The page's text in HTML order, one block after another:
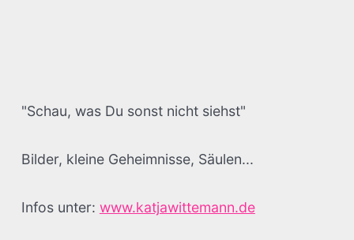
"Schau, was Du sonst nicht siehst"
Bilder, kleine Geheimnisse, Säulen...
Infos unter: www.katjawittemann.de